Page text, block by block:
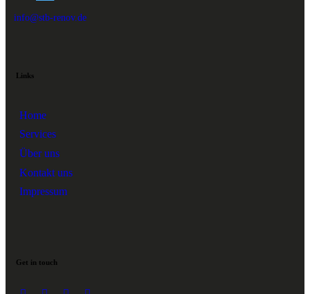
info@stb-renov.de
Links
Home
Services
Über uns
Kontakt uns
Impressum
Get in touch